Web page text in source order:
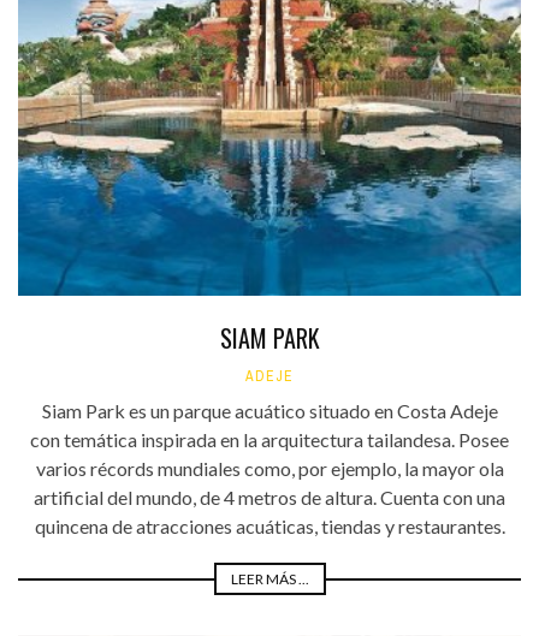
SIAM PARK
ADEJE
Siam Park es un parque acuático situado en Costa Adeje
con temática inspirada en la arquitectura tailandesa. Posee
varios récords mundiales como, por ejemplo, la mayor ola
artificial del mundo, de 4 metros de altura. Cuenta con una
quincena de atracciones acuáticas, tiendas y restaurantes.
LEER MÁS ...